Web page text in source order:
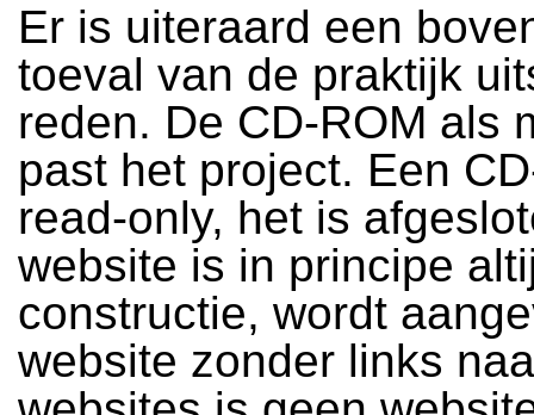
Er is uiteraard een
toeval van de praktijk
reden. De CD-ROM als
past het project. Een
read-only, het is
website is in principe
constructie, wordt
website zonder links